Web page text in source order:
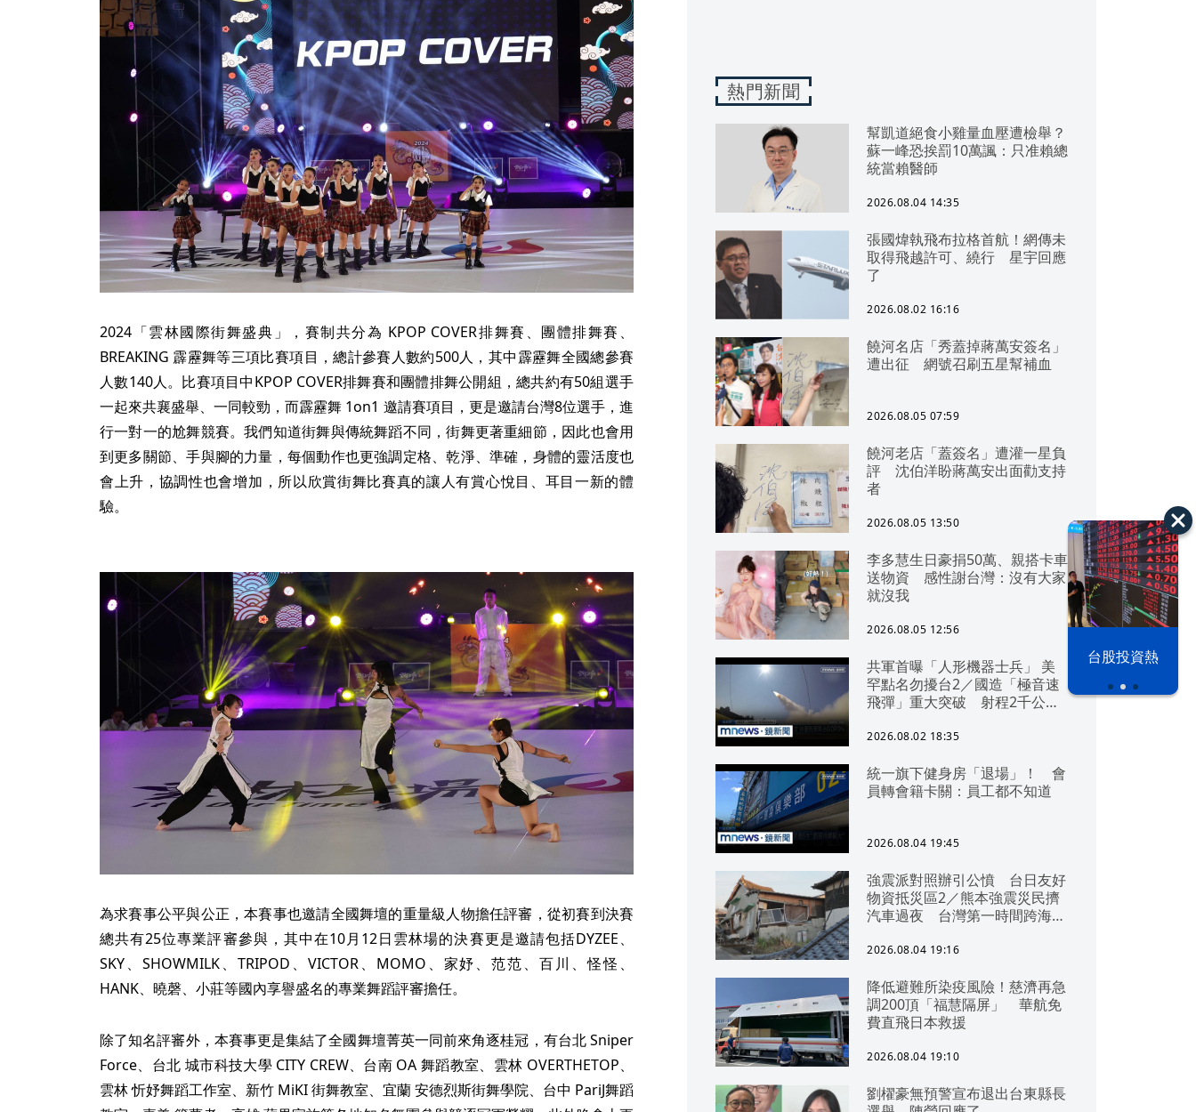
之下
台股投資熱
2024「雲林國際街舞盛典」，賽制共分為 KPOP COVER排舞賽、團體排舞賽、
BREAKING 霹靂舞等三項比賽項目，總計參賽人數約500人，其中霹靂舞全國總參賽
人數140人。比賽項目中KPOP COVER排舞賽和團體排舞公開組，總共約有50組選手
一起來共襄盛舉、一同較勁，而霹靂舞 1on1 邀請賽項目，更是邀請台灣8位選手，進
行一對一的尬舞競賽。我們知道街舞與傳統舞蹈不同，街舞更著重細節，因此也會用
到更多關節、手與腳的力量，每個動作也更強調定格、乾淨、準確，身體的靈活度也
會上升，協調性也會增加，所以欣賞街舞比賽真的讓人有賞心悅目、耳目一新的體
驗。
為求賽事公平與公正，本賽事也邀請全國舞壇的重量級人物擔任評審，從初賽到決賽
總共有25位專業評審參與，其中在10月12日雲林場的決賽更是邀請包括DYZEE、
SKY、SHOWMILK、TRIPOD、VICTOR、MOMO、家妤、范范、百川、怪怪、
HANK、曉磬、小莊等國內享譽盛名的專業舞蹈評審擔任。
除了知名評審外，本賽事更是集結了全國舞壇菁英一同前來角逐桂冠，有台北 Sniper
Force、台北 城市科技大學 CITY CREW、台南 OA 舞蹈教室、雲林 OVERTHETOP、
雲林 忻妤舞蹈工作室、新竹 MiKI 街舞教室、宜蘭 安德烈斯街舞學院、台中 PariJ舞蹈
熱門新聞
幫凱道絕食小雞量血壓遭檢舉？
蘇一峰恐挨罰10萬諷：只准賴總
統當賴醫師
2026.08.04 14:35
張國煒執飛布拉格首航！網傳未
取得飛越許可、繞行 星宇回應
了
2026.08.02 16:16
饒河名店「秀蓋掉蔣萬安簽名」
遭出征 網號召刷五星幫補血
2026.08.05 07:59
饒河老店「蓋簽名」遭灌一星負
評 沈伯洋盼蔣萬安出面勸支持
者
2026.08.05 13:50
李多慧生日豪捐50萬、親搭卡車
送物資 感性謝台灣：沒有大家
就沒我
2026.08.05 12:56
共軍首曝「人形機器士兵」 美
罕點名勿擾台2／國造「極音速
飛彈」重大突破 射程2千公里
2026.08.02 18:35
統一旗下健身房「退場」！ 會
員轉會籍卡關：員工都不知道
2026.08.04 19:45
強震派對照辦引公憤 台日友好
物資抵災區2／熊本強震災民擠
汽車過夜 台灣第一時間跨海急
2026.08.04 19:16
降低避難所染疫風險！慈濟再急
調200頂「福慧隔屏」 華航免
費直飛日本救援
2026.08.04 19:10
劉櫂豪無預警宣布退出台東縣長